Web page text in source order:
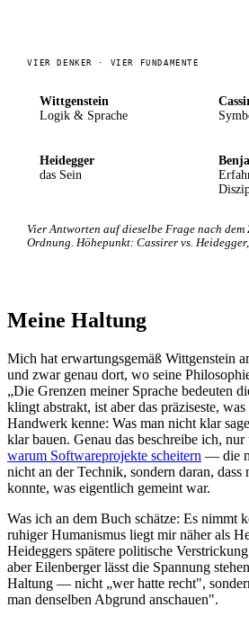
VIER DENKER · VIER FUNDAMENTE
Wittgenstein
Logik & Sprache
Heidegger
das Sein
Vier Antworten auf dieselbe Frage nach dem
Ordnung. Höhepunkt: Cassirer vs.
Meine Haltung
Mich hat erwartungsgemäß Wittgenstein
und zwar genau dort, wo seine
„Die Grenzen meiner Sprache bedeuten
klingt abstrakt, ist aber das präziseste,
Handwerk kenne: Was man nicht klar
klar bauen. Genau das beschreibe ich,
warum Softwareprojekte scheitern — die
nicht an der Technik, sondern daran, dass
konnte, was eigentlich gemeint war.
Was ich an dem Buch schätze: Es nimmt
ruhiger Humanismus liegt mir näher als
Heideggers spätere politische
aber Eilenberger lässt die Spannung
Haltung — nicht „wer hatte recht",
man denselben Abgrund anschauen".